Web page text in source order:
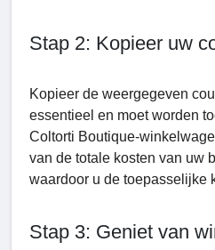
Stap 2: Kopieer uw
Kopieer de weergegeven
essentieel en moet worden
Coltorti Boutiquе-
van de totale kosten van uw
waardoor u de toepasselijke
Stap 3: Geniet van